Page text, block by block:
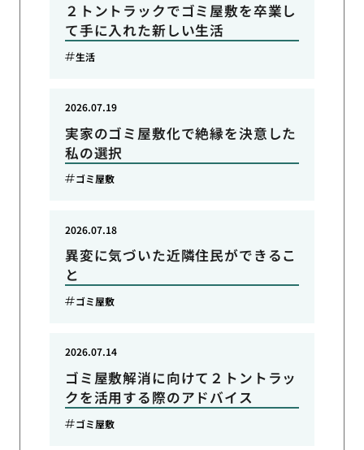
２トントラックでゴミ屋敷を卒業し
て手に入れた新しい生活
生活
実家のゴミ屋敷化で絶縁を決意した
私の選択
2026.07.19
ゴミ屋敷
異変に気づいた近隣住民ができるこ
と
2026.07.18
ゴミ屋敷
ゴミ屋敷解消に向けて２トントラッ
クを活用する際のアドバイス
2026.07.14
ゴミ屋敷